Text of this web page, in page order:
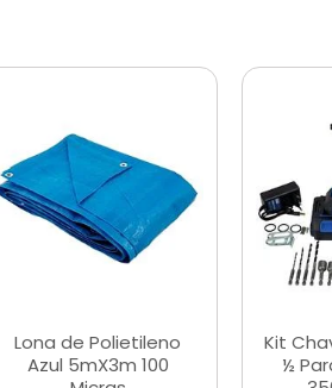
Lona de Polietileno
Azul 5mX3m 100
Kit
½